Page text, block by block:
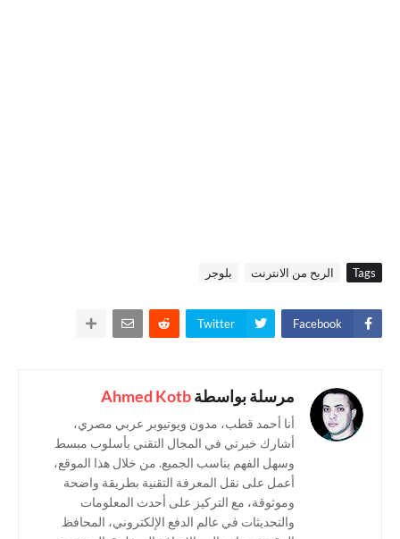
Tags الربح من الانترنت بلوجر
Facebook
Twitter
مرسلة بواسطةAhmed Kotb
أنا أحمد قطب، مدون ويوتيوبر عربي مصري،
أشارك خبرتي في المجال التقني بأسلوب مبسط
وسهل الفهم يناسب الجميع. من خلال هذا الموقع،
أعمل على نقل المعرفة التقنية بطريقة واضحة
وموثوقة، مع التركيز على أحدث المعلومات
والتحديثات في عالم الدفع الإلكتروني، المحافظ